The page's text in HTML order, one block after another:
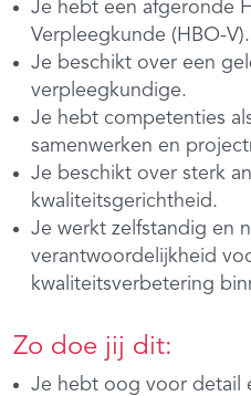
Je hebt een afgeronde
Verpleegkunde (HBO-V).
Je beschikt over een
verpleegkundige.
Je hebt competenties
samenwerken en
Je beschikt over sterk
kwaliteitsgerichtheid.
Je werkt zelfstandig en
verantwoordelijkheid
kwaliteitsverbetering
Zo doe jij dit:
Je hebt oog voor detail